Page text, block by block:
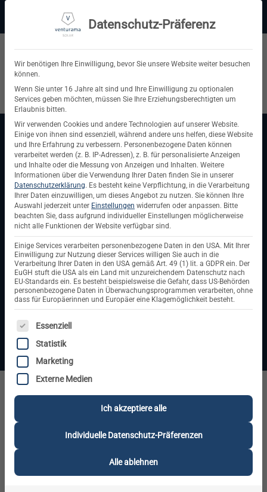
springen
+49 (0) 64 64 37 19 5 - 0
Suchen
nach:
Startseite /PV Unterkonstruktionen und Befestigungen
PV Unterkonstruktionen und
Befestigungen
PV-Unterkonstruktionen und Befestigungssysteme sind
essenziell für eine sichere und langlebige Montage von
Solarmodulen auf Dächern, Fassaden oder Freiflächen. Ob
für Schrägdächer, Flachdächer, Trapezblech oder
Freilandanlagen – hier findest du robuste und
witterungsbeständige Lösungen für eine optimale
Lastverteilung und maximale Stabilität. Mit den richtigen
Befestigungssystemen sorgst du für eine effiziente und
Datenschutz-Präferenz
Wir benötigen Ihre Einwilligung, bevor Sie unsere Website weiter besuchen
können.
Wenn Sie unter 16 Jahre alt sind und Ihre Einwilligung zu optionalen
Services geben möchten, müssen Sie Ihre Erziehungsberechtigten um
Erlaubnis bitten.
Wir verwenden Cookies und andere Technologien auf unserer Website.
Einige von ihnen sind essenziell, während andere uns helfen, diese Website
und Ihre Erfahrung zu verbessern. Personenbezogene Daten können
verarbeitet werden (z. B. IP-Adressen), z. B. für personalisierte Anzeigen
und Inhalte oder die Messung von Anzeigen und Inhalten. Weitere
Informationen über die Verwendung Ihrer Daten finden Sie in unserer
Datenschutzerklärung. Es besteht keine Verpflichtung, in die Verarbeitung
Ihrer Daten einzuwilligen, um dieses Angebot zu nutzen. Sie können Ihre
Auswahl jederzeit unter Einstellungen widerrufen oder anpassen. Bitte
beachten Sie, dass aufgrund individueller Einstellungen möglicherweise
nicht alle Funktionen der Website verfügbar sind.
Einige Services verarbeiten personenbezogene Daten in den USA. Mit Ihrer
Einwilligung zur Nutzung dieser Services willigen Sie auch in die
Verarbeitung Ihrer Daten in den USA gemäß Art. 49 (1) lit. a GDPR ein. Der
EuGH stuft die USA als ein Land mit unzureichendem Datenschutz nach
EU-Standards ein. Es besteht beispielsweise die Gefahr, dass US-Behörden
personenbezogene Daten in Überwachungsprogrammen verarbeiten, ohne
dass für Europäerinnen und Europäer eine Klagemöglichkeit besteht.
ES FOLGT EINE LISTE DER SERVICE-GRUPPEN, FÜR DIE
Essenziell
Statistik
Marketing
Externe Medien
Ich akzeptiere alle
Individuelle Datenschutz-Präferenzen
Alle ablehnen